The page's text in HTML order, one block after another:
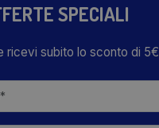
SPECIALI
ricevi subito lo sconto di 5€